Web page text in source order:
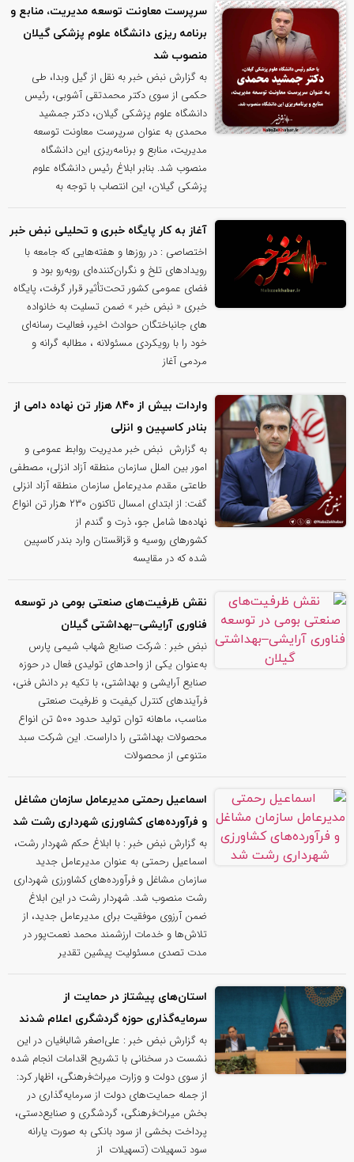
سرپرست معاونت توسعه مدیریت، منابع و
برنامه ریزی دانشگاه علوم پزشکی گیلان
منصوب شد
به گزارش نبض خبر به نقل از گیل وبدا، طی
حکمی از سوی دکتر محمدتقی آشوبی، رئیس
دانشگاه علوم پزشکی گیلان، دکتر جمشید
محمدی به عنوان سرپرست معاونت توسعه
مدیریت، منابع و برنامه‌ریزی این دانشگاه
منصوب شد. بنابر ابلاغ رئیس دانشگاه علوم
پزشکی گیلان، این انتصاب با توجه به
آغاز به کار پایگاه خبری و تحلیلی نبض خبر
اختصاصی : در روزها و هفته‌هایی که جامعه با
رویدادهای تلخ و نگران‌کننده‌ای روبه‌رو بود و
فضای عمومی کشور تحت‌تأثیر قرار گرفت، پایگاه
خبری « نبض خبر » ضمن تسلیت به خانواده
های جانباختگان حوادث اخیر، فعالیت رسانه‌ای
خود را با رویکردی مسئولانه ، مطالبه گرانه و
مردمی آغاز
واردات بیش از ۸۴۰ هزار تن نهاده دامی از
بنادر كاسپین و انزلی
به گزارش نبض خبر مدیریت روابط عمومی و
امور بین الملل سازمان منطقه آزاد انزلی، مصطفی
طاعتی مقدم مدیرعامل سازمان منطقه آزاد انزلی
گفت: از ابتدای امسال تاکنون ۲۳۰ هزار تن انواع
نهاده‌ها شامل جو، ذرت و گندم از
کشورهای روسیه و قزاقستان وارد بندر کاسپین
شده که در مقایسه
نقش ظرفیت‌های صنعتی بومی در توسعه
فناوری آرایشی–بهداشتی گیلان
نبض خبر : شرکت صنایع شهاب شیمی پارس
به‌عنوان یکی از واحدهای تولیدی فعال در حوزه
صنایع آرایشی و بهداشتی، با تکیه بر دانش فنی،
فرآیندهای کنترل کیفیت و ظرفیت صنعتی
مناسب، ماهانه توان تولید حدود ۵۰۰ تن انواع
محصولات بهداشتی را داراست. این شرکت سبد
متنوعی از محصولات
اسماعیل رحمتی مدیرعامل سازمان مشاغل
و فرآورده‌های کشاورزی شهرداری رشت شد
به گزارش نبض خبر : با ابلاغ حکم شهردار رشت،
اسماعیل رحمتی به عنوان مدیرعامل جدید
سازمان مشاغل و فرآورده‌های کشاورزی شهرداری
رشت منصوب شد. شهردار رشت در این ابلاغ
ضمن آرزوی موفقیت برای مدیرعامل جدید، از
تلاش‌ها و خدمات ارزشمند محمد نعمت‌پور در
مدت تصدی مسئولیت پیشین تقدیر
استان‌های پیشتاز در حمایت از
سرمایه‌گذاری حوزه گردشگری اعلام شدند
به گزارش نبض خبر : علی‌اصغر شالبافیان در این
نشست در سخنانی با تشریح اقدامات انجام شده
از سوی دولت و وزارت میراث‌فرهنگی، اظهار کرد:
از جمله حمایت‌های دولت از سرمایه‌گذاری در
بخش میراث‌فرهنگی، گردشگری و صنایع‌دستی،
پرداخت بخشی از سود بانکی به صورت یارانه
سود تسهیلات (تسهیلات از